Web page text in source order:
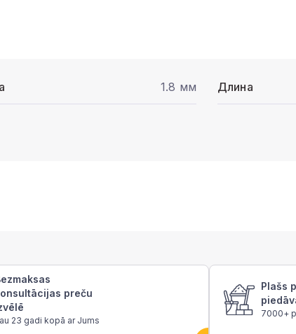
1.8 мм Длина
preču
23 gadi kopā ar Jums
Plašs
7000+